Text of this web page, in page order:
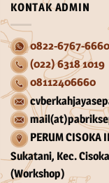
KONTAK ADMIN
0822-6767-6660
(022) 6318 1019
08112406660
PERUM CISOKA
Sukatani, Kec.
(Workshop)